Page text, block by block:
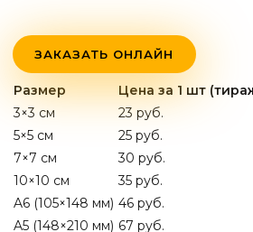
ЗАКАЗАТЬ ОНЛАЙН
Размер
Цена за 1 шт
3×3 см
23 руб.
5×5 см
25 руб.
7×7 см
30 руб.
10×10 см
35 руб.
A6 (105×148 мм) 46 руб.
A5 (148×210 мм) 67 руб.